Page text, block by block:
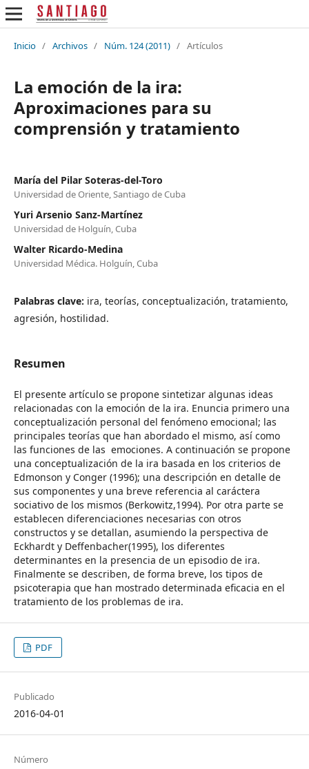
Inicio / Archivos / Núm. 124 (2011) / Artículos
La emoción de la ira:
Aproximaciones para su
comprensión y tratamiento
María del Pilar Soteras-del-Toro
Universidad de Oriente, Santiago de Cuba
Yuri Arsenio Sanz-Martínez
Universidad de Holguín, Cuba
Walter Ricardo-Medina
Universidad Médica. Holguín, Cuba
Palabras clave: ira, teorías, conceptualización, tratamiento,
agresión, hostilidad.
Resumen
El presente artículo se propone sintetizar algunas ideas
relacionadas con la emoción de la ira. Enuncia primero una
conceptualización personal del fenómeno emocional; las
principales teorías que han abordado el mismo, así como
las funciones de las emociones. A continuación se propone
una conceptualización de la ira basada en los criterios de
Edmonson y Conger (1996); una descripción en detalle de
sus componentes y una breve referencia al caráctera
sociativo de los mismos (Berkowitz,1994). Por otra parte se
establecen diferenciaciones necesarias con otros
constructos y se detallan, asumiendo la perspectiva de
Eckhardt y Deffenbacher(1995), los diferentes
determinantes en la presencia de un episodio de ira.
Finalmente se describen, de forma breve, los tipos de
psicoterapia que han mostrado determinada eficacia en el
tratamiento de los problemas de ira.
PDF
Publicado
2016-04-01
Número